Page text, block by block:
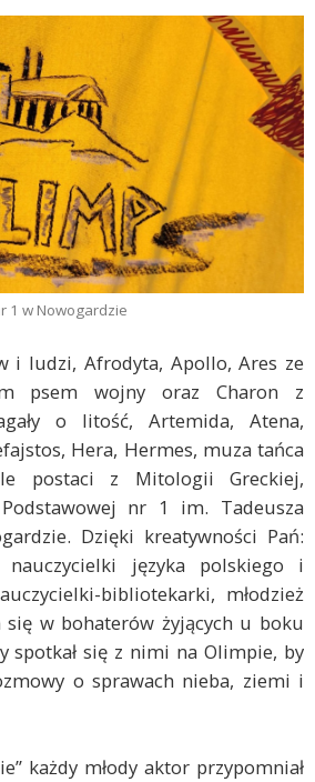
1 w Nowogardzie
i ludzi, Afrodyta, Apollo, Ares ze
psem wojny oraz Charon z
o litość, Artemida, Atena,
Hera, Hermes, muza tańca
postaci z Mitologii Greckiej,
nr 1 im. Tadeusza
Dzięki kreatywności Pań:
języka polskiego i
bibliotekarki, młodzież
się w bohaterów żyjących u boku
spotkał się z nimi na Olimpie, by
o sprawach nieba, ziemi i
każdy młody aktor przypomniał